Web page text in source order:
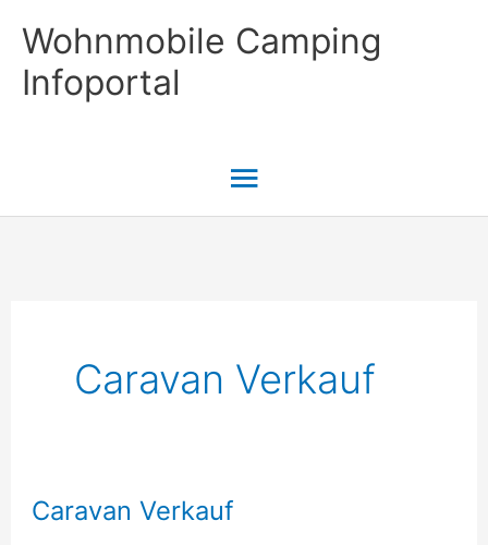
Inhalt
springen
Wohnmobile Camping
Infoportal
Hauptmenü
Caravan Verkauf
Caravan Verkauf